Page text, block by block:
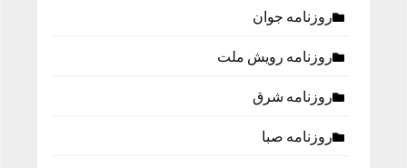
روزنامه جوان
روزنامه رویش ملت
روزنامه شرق
روزنامه صبا